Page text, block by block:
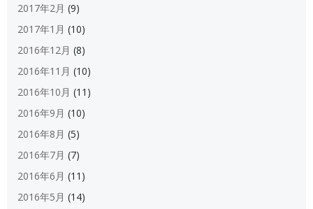
2017年2月 (9)
2017年1月 (10)
2016年12月 (8)
2016年11月 (10)
2016年10月 (11)
2016年9月 (10)
2016年8月 (5)
2016年7月 (7)
2016年6月 (11)
2016年5月 (14)